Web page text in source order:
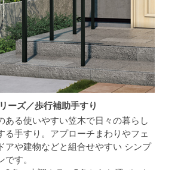
ーズ／歩行補助手すり
ある使いやすい笠木で日々の暮らし
る手すり。アプローチまわりやフェ
アや建物などと組合せやすい シンプ
す。